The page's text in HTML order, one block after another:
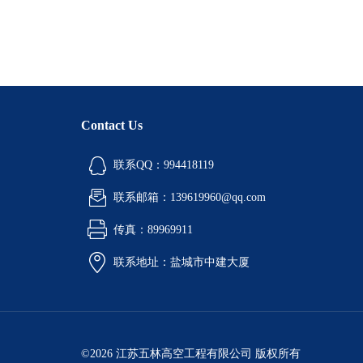
Contact Us
联系QQ：994418119
联系邮箱：139619960@qq.com
传真：89969911
联系地址：盐城市中建大厦
©2026 江苏五林高空工程有限公司 版权所有